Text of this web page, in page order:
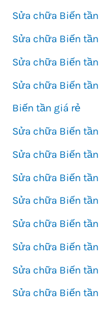
Sửa chữa Biến tần
Sửa chữa Biến tần
Sửa chữa Biến tần
Sửa chữa Biến tần
Biến tần giá rẻ
Sửa chữa Biến tần
Sửa chữa Biến tần
Sửa chữa Biến tần
Sửa chữa Biến tần
Sửa chữa Biến tần
Sửa chữa Biến tần
Sửa chữa Biến tần
Sửa chữa Biến tần